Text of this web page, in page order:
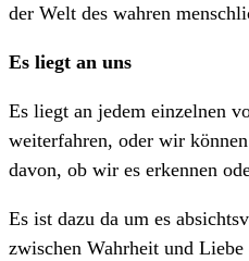
der Welt des wahren
Es liegt an uns
Es liegt an jedem einzelnen
weiterfahren, oder wir
davon, ob wir es erkennen
Es ist dazu da um es
zwischen Wahrheit und